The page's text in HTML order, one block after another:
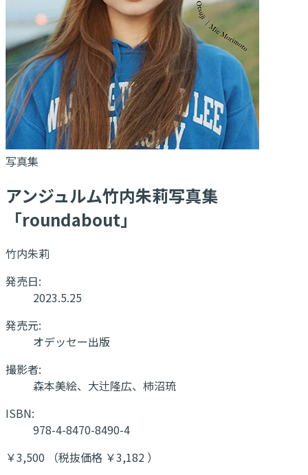
写真集
アンジュルム竹内朱莉写真集
「roundabout」
竹内朱莉
発売日:
2023.5.25
発売元:
オデッセー出版
撮影者:
森本美絵、大辻隆広、柿沼琉
ISBN:
978-4-8470-8490-4
￥3,500 （税抜価格 ￥3,182 ）